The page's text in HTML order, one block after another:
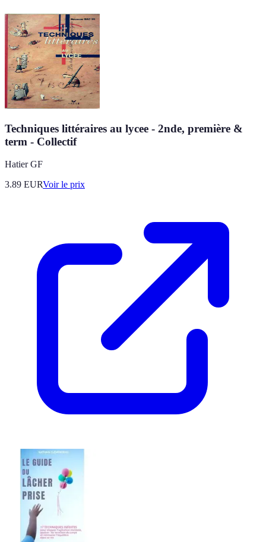
Techniques littéraires au lycee - 2nde, première &
term - Collectif
Hatier GF
3.89 EURVoir le prix